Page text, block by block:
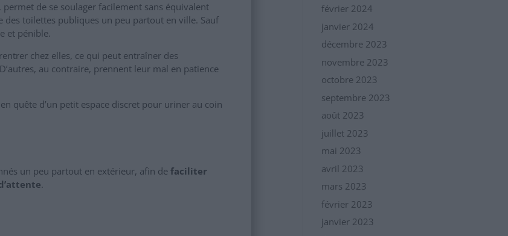
de se soulager facilement sans équivalent
des toilettes publiques un peu partout en ville. Sauf
et pénible.
chez elles, ce qui peut entraîner des
au contraire, prennent leur mal en patience
quête d’un petit espace discret pour uriner au coin
un peu partout en extérieur, afin de faciliter
.
février 2024
janvier 2024
décembre 2023
novembre 2023
octobre 2023
septembre 2023
août 2023
juillet 2023
mai 2023
avril 2023
mars 2023
février 2023
janvier 2023